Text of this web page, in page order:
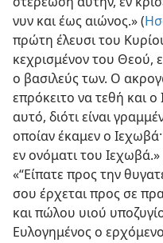
νυν και έως αιώνος.» (
πρώτη έλευσι του
κεχρισμένον του Θεού,
ο βασιλεύς των. Ο
επρόκειτο να τεθή και
αυτό, διότι είναι
οποίαν έκαμεν ο
εν ονόματι του Ιεχωβά.»
«“Είπατε προς την
σου έρχεται προς σε
και πώλου υιού
Ευλογημένος ο